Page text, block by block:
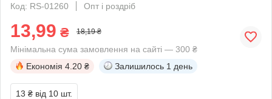
Код: RS-01260
Опт і роздріб
13,99 ₴ 18,19 ₴
Мінімальна сума замовлення на сайті — 300 ₴
Економія 4.20 ₴ Залишилось 1 день
13 ₴ від 10 шт.